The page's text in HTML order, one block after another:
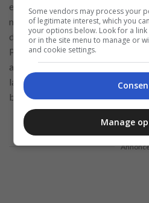
en avant des qualités telles que la
multitâche ou la disponibilité pour
décalés, mentionnez ces
Personnaliser votre CV en
au recruteur que vous avez pris
la description du poste et que
besoins spécifiques de l’hôtel.
Some vendors may process your
of legitimate interest, which you
your options below. Look for a
or in the site menu to manage or
and cookie settings.
Manage